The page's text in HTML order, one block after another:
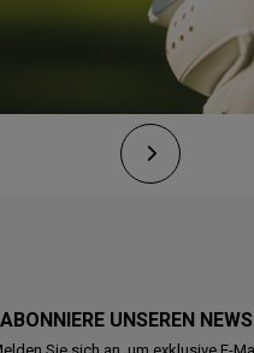
ABONNIERE UNSEREN